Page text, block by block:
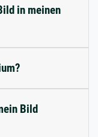
in meinen
Bild